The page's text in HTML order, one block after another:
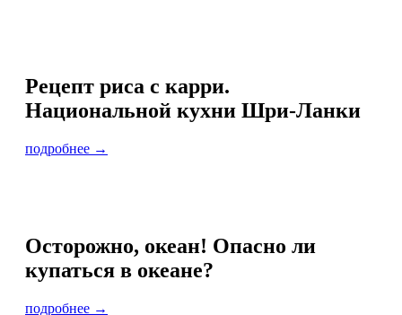
Рецепт риса с карри.
Национальной кухни Шри-Ланки
подробнее →
Осторожно, океан! Опасно ли
купаться в океане?
подробнее →